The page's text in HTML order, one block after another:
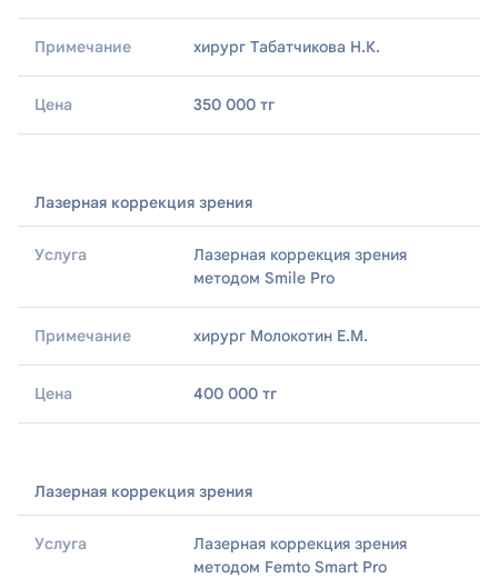
хирург Табатчикова Н.К.
350 000 тг
Лазерная коррекция зрения
Лазерная коррекция зрения
методом Smile Pro
хирург Молокотин Е.М.
400 000 тг
Лазерная коррекция зрения
Лазерная коррекция зрения
методом Femto Smart Pro